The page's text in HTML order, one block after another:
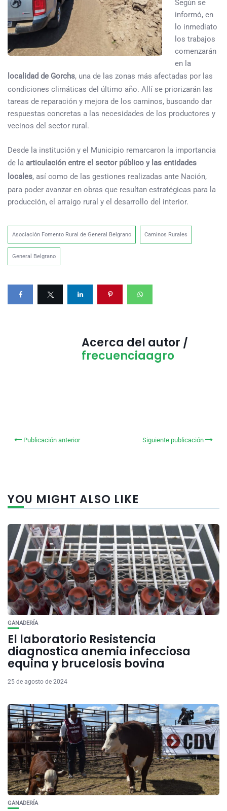
Según se
informó, en
lo inmediato
los trabajos
comenzarán
en la
localidad de Gorchs, una de las zonas más afectadas por las
condiciones climáticas del último año. Allí se priorizarán las
tareas de reparación y mejora de los caminos, buscando dar
respuestas concretas a las necesidades de los productores y
vecinos del sector rural.
Desde la institución y el Municipio remarcaron la importancia
de la articulación entre el sector público y las entidades
locales, así como de las gestiones realizadas ante Nación,
para poder avanzar en obras que resultan estratégicas para la
producción, el arraigo rural y el desarrollo del interior.
Asociación Fomento Rural de General Belgrano Caminos Rurales
General Belgrano
Acerca del autor /
frecuenciaagro
Publicación anterior Siguiente publicación
YOU MIGHT ALSO LIKE
GANADERÍA
El laboratorio Resistencia
diagnostica anemia infecciosa
equina y brucelosis bovina
25 de agosto de 2024
GANADERÍA